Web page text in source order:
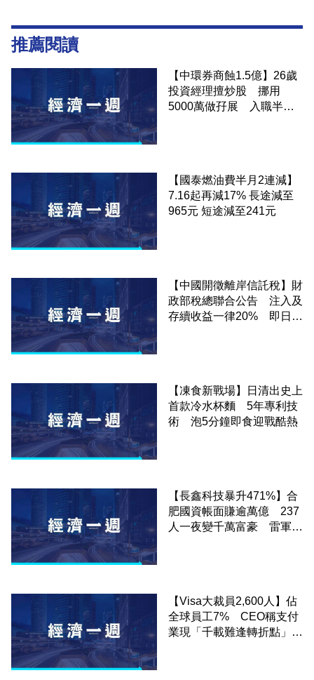
推薦閱讀
【中環券商蝕1.5億】26歲
投資經理擅炒股 挪用
5000萬做孖展 入職半年
【國泰燃油費半月2連減】
7.16起再減17% 長途減至
965元 短途減至241元
【中國開徵離岸信託稅】財
政部稅總聯合公告 注入及
存續收益一律20% 即日實
【凍食新戰場】日清出史上
首款冷水杯麵 5年專利技
術 泡5分鐘即食迎戰酷熱
【長鑫科技暴升471%】合
肥國資帳面賺逾萬億 237
人一夜變千萬富豪 雷軍帳
【Visa大裁員2,600人】佔
全球員工7% CEO稱支付
業現「千載難逢轉折點」